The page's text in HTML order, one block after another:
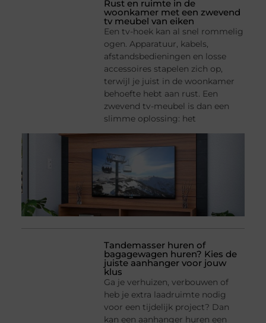
Rust en ruimte in de
woonkamer met een zwevend
tv meubel van eiken
Een tv-hoek kan al snel rommelig
ogen. Apparatuur, kabels,
afstandsbedieningen en losse
accessoires stapelen zich op,
terwijl je juist in de woonkamer
behoefte hebt aan rust. Een
zwevend tv-meubel is dan een
slimme oplossing: het
Tandemasser huren of
bagagewagen huren? Kies de
juiste aanhanger voor jouw
klus
Ga je verhuizen, verbouwen of
heb je extra laadruimte nodig
voor een tijdelijk project? Dan
kan een aanhanger huren een